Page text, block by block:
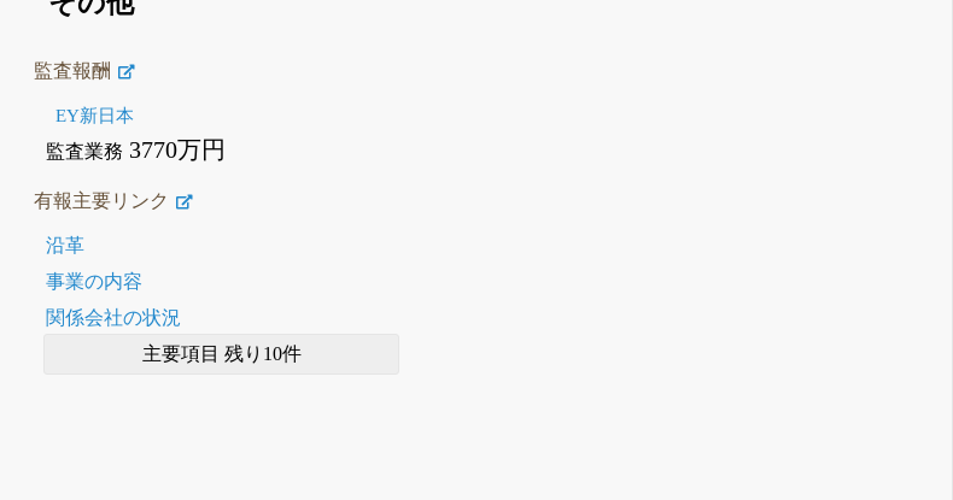
監査報酬
EY新日本
監査業務 3770万円
有報主要リンク
沿革
事業の内容
関係会社の状況
主要項目 残り10件